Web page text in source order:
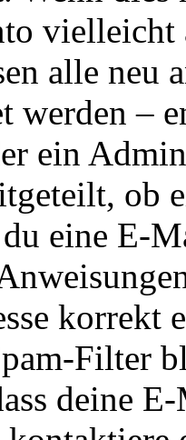
alle neu
werden –
ein
ob
eine E-
korrekt
Filter
deine